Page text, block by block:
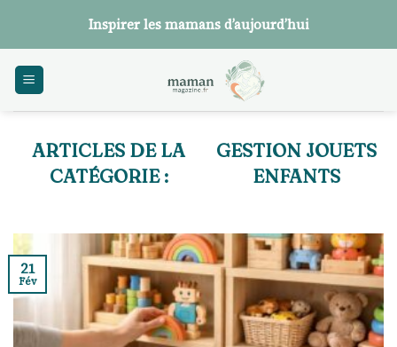
content
Inspirer les mamans d’aujourd’hui
GESTION JOUETS
ENFANTS
21
Fév